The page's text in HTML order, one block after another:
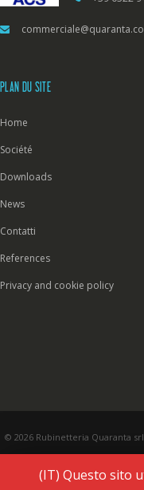
PLAN DU SITE
Home
Société
Downloads
News
Contatti
References
Privacy and cookie policy
© 2026 Rubinetteria Quaranta srl
(IT) Questo sito